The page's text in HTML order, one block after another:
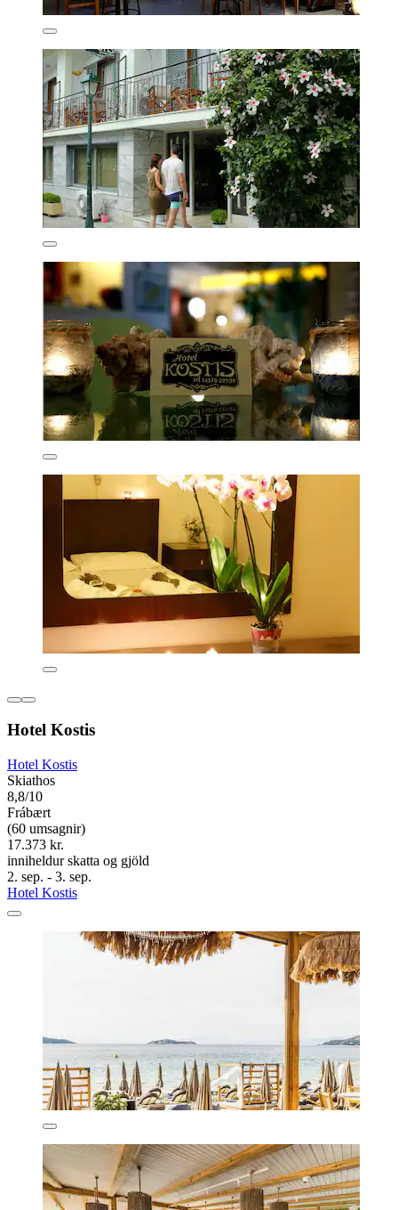
Hotel Kostis
Hotel Kostis
Skiathos
8,8/10
Frábært
(60 umsagnir)
17.373 kr.
inniheldur skatta og gjöld
2. sep. - 3. sep.
Hotel Kostis